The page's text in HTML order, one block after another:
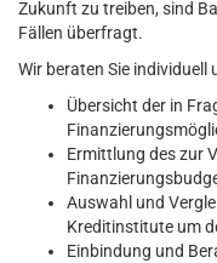
Zukunft zu treiben, sind
Fällen überfragt.
Wir beraten Sie individuell
Übersicht der in
Ermittlung des zur
Auswahl und
Kreditinstitute um
Einbindung und